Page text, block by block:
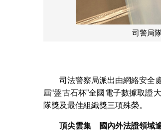
司警局
司法警察局派出由網絡安全
屆“盤古石杯”全國電子數據取證
隊獎及最佳組織獎三項殊榮。
頂尖雲集 國內外法證領域